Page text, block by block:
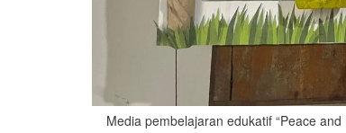
Media pembelajaran edukatif “Peace